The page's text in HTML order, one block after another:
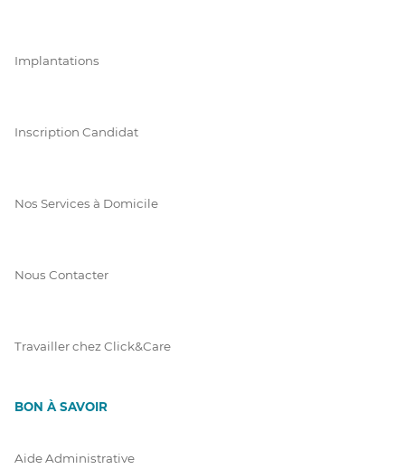
Implantations
Inscription Candidat
Nos Services à Domicile
Nous Contacter
Travailler chez Click&Care
BON À SAVOIR
Aide Administrative